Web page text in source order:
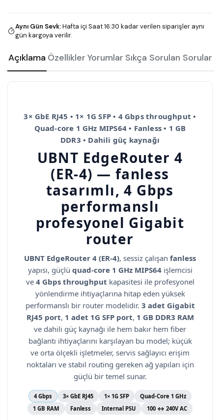
Aynı Gün Sevk:Hafta içi Saat 16:30 kadar verilen siparişler aynı
gün kargoya verilir.
Açıklama Özellikler Yorumlar Sıkça Sorulan Sorular
3× GbE RJ45 • 1× 1G SFP • 4 Gbps throughput •
Quad-core 1 GHz MIPS64 • Fanless • 1 GB
DDR3 • Dahili güç kaynağı
UBNT EdgeRouter 4
(ER-4) — fanless
tasarımlı, 4 Gbps
performanslı
profesyonel Gigabit
router
UBNT EdgeRouter 4 (ER-4), sessiz çalışan fanless
yapısı, güçlü quad-core 1 GHz MIPS64işlemcisi
ve 4 Gbps throughput kapasitesi ile profesyonel
yönlendirme ihtiyaçlarına hitap eden yüksek
performanslı bir router modelidir. 3 adet Gigabit
RJ45 port, 1 adet 1G SFP port, 1 GB DDR3 RAM
ve dahili güç kaynağı ile hem bakır hem fiber
bağlantı ihtiyaçlarını karşılayan bu model; küçük
ve orta ölçekli işletmeler, servis sağlayıcı erişim
noktaları ve stabil routing gereken ağ yapıları için
güçlü bir temel sunar.
4 Gbps 3× GbE RJ45 1× 1G SFP
Quad-Core 1 GHz
1 GB RAM
Fanless Internal PSU 100 ↔ 240V AC